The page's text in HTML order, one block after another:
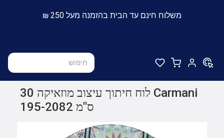
משלוח חינם עד הבית בהזמנה מעל 250 ₪
Carmani לוח חיתוך עיצוב מוזאיקה 30
ס"מ 195-2082